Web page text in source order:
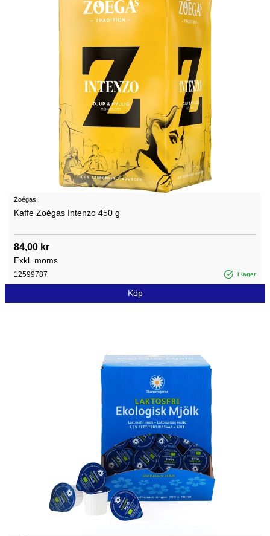
Zoégas
Kaffe Zoégas Intenzo 450 g
84,00 kr
Exkl. moms
12599787 i lager
Köp